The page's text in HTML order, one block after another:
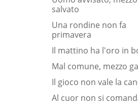
salvato
Una rondine non fa
primavera
Il mattino ha l'oro in
Mal comune, mezzo
Il gioco non vale la
Al cuor non si